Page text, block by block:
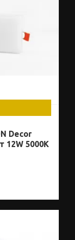
Decor
12W 5000K